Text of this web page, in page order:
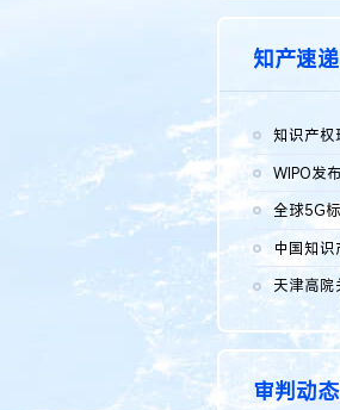
知产速递
审判动态